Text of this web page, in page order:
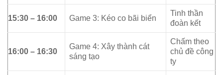
15:30 – 16:00 Game 3: Kéo co bãi biển
Tinh thần
đoàn kết
16:00 – 16:30
Game 4: Xây thành cát
sáng tạo
Chấm theo
chủ đề công
ty